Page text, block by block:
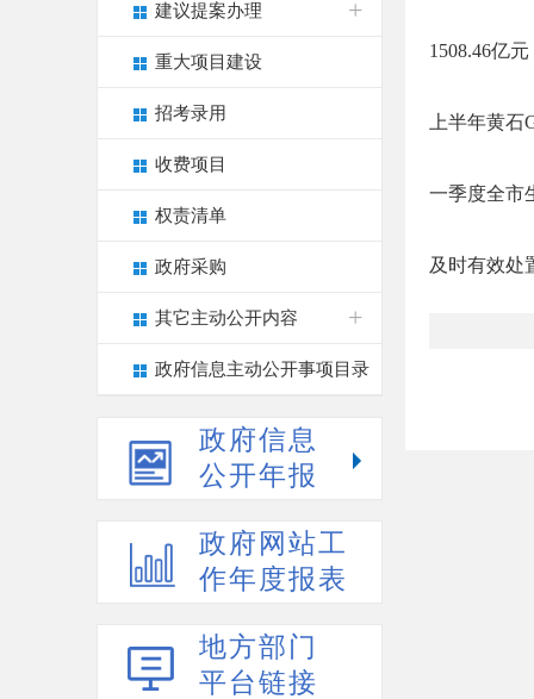
建议提案办理
重大项目建设
招考录用
收费项目
权责清单
政府采购
其它主动公开内容
政府信息主动公开事项目录
政府信息
公开年报
政府网站工
作年度报表
地方部门
平台链接
1508.46亿
上半年黄石
一季度全市
及时有效处